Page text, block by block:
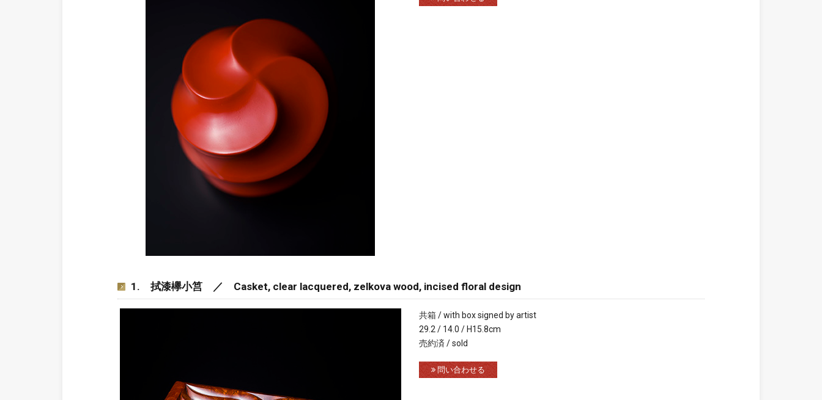
1. 拭漆欅小筥 ／ Casket, clear lacquered, zelkova wood, incised floral design
共箱 / with box signed by artist
29.2 / 14.0 / H15.8cm
売約済 / sold
問い合わせる